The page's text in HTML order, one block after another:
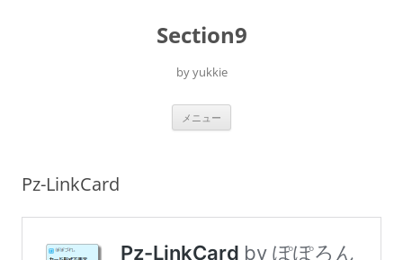
Section9
by yukkie
メニュー
Pz-LinkCard